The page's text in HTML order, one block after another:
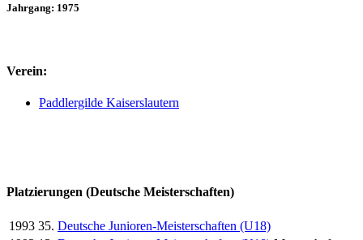
Jahrgang: 1975
Verein:
Paddlergilde Kaiserslautern
Platzierungen (Deutsche Meisterschaften)
1993 35. Deutsche Junioren-Meisterschaften (U18)